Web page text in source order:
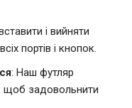
і вийняти
портів і кнопок.
: Наш футляр
щоб задовольнити